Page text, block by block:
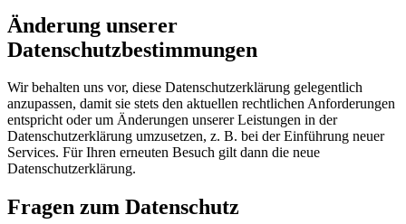
Änderung unserer
Datenschutzbestimmungen
Wir behalten uns vor, diese Datenschutzerklärung gelegentlich
anzupassen, damit sie stets den aktuellen rechtlichen Anforderungen
entspricht oder um Änderungen unserer Leistungen in der
Datenschutzerklärung umzusetzen, z. B. bei der Einführung neuer
Services. Für Ihren erneuten Besuch gilt dann die neue
Datenschutzerklärung.
Fragen zum Datenschutz